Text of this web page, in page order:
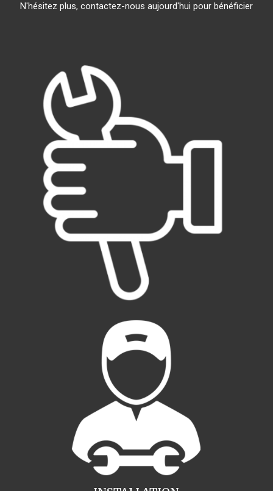
N'hésitez plus, contactez-nous aujourd'hui pour bénéficier